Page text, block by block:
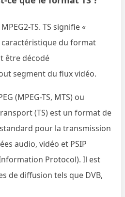
TS. TS signifie «
caractéristique du format
être décodé
segment du flux vidéo.
(MPEG-TS, MTS) ou
(TS) est un format de
pour la transmission
audio, vidéo et PSIP
Protocol). Il est
de diffusion tels que DVB,